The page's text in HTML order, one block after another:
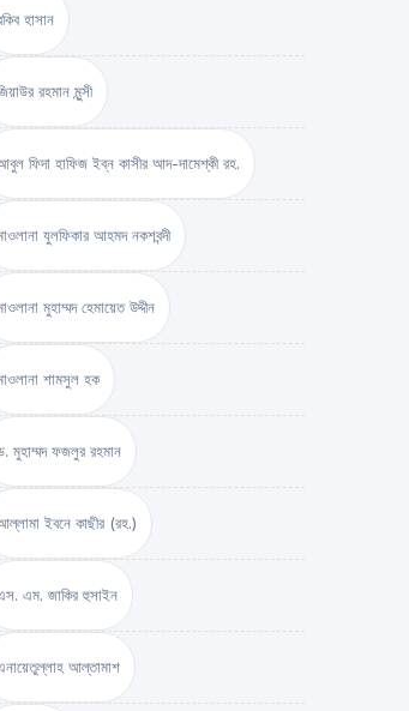
হাসান
রহমান মুন্সী
ফিদা হাফিজ ইব্‌ন কাসীর আদ-দামেশ্‌কী রহ.
যুলফিকার আহমদ নকশবন্দী
মুহাম্মদ হেমায়েত উদ্দীন
শামসুল হক
মুহাম্মদ ফজলুর রহমান
ইবনে কাছীর (রহ.)
এম. জাকির হুসাইন
আল্‌তামাশ